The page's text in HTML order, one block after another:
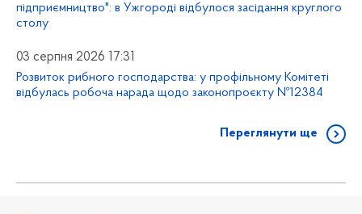
підприємництво": в Ужгороді відбулося засідання круглого
столу
03 серпня 2026 17:31
Розвиток рибного господарства: у профільному Комітеті
відбулась робоча нарада щодо законопроєкту №12384
Переглянути ще